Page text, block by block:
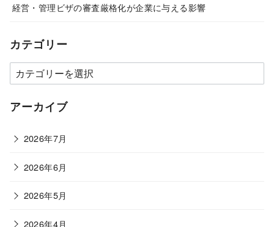
経営・管理ビザの審査厳格化が企業に与える影響
カテゴリー
カ
テ
ゴ
ー
アーカイブ
2026年7月
2026年6月
2026年5月
2026年4月